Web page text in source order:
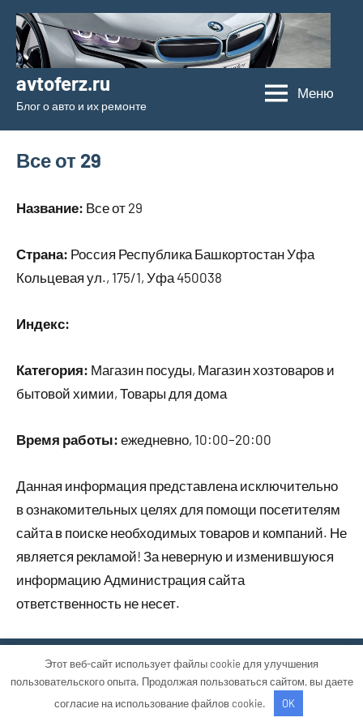
Перейти
содержимому
avtoferz.ru
Блог о авто и их ремонте
Меню
Все от 29
Название: Все от 29
Страна: Россия Республика Башкортостан Уфа
Кольцевая ул., 175/1, Уфа 450038
Индекс:
Категория: Магазин посуды, Магазин хозтоваров и
бытовой химии, Товары для дома
Время работы: ежедневно, 10:00–20:00
Данная информация представлена исключительно
в ознакомительных целях для помощи посетителям
сайта в поиске необходимых товаров и компаний. Не
является рекламой! За неверную и изменившуюся
информацию Администрация сайта
ответственность не несет.
Тема WordPress: Occasio от ThemeZee.
Этот веб-сайт использует файлы cookie для улучшения
пользовательского опыта. Продолжая пользоваться сайтом, вы даете
согласие на использование файлов cookie.
OK